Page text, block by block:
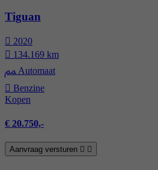
Tiguan
2020
134.169 km
Automaat
Benzine
Kopen
€ 20.750,-
Aanvraag versturen